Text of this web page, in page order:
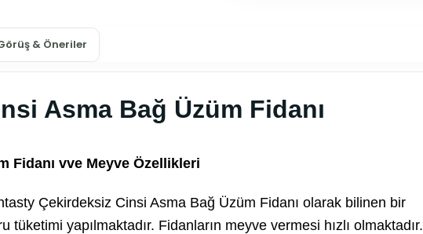
& Öneriler
Asma Bağ Üzüm Fidanı
Fidanı vve Meyve Özellikleri
Çekirdeksiz Cinsi Asma Bağ Üzüm Fidanı olarak bilinen bir
yapılmaktadır. Fidanların meyve vermesi hızlı olmaktadır.